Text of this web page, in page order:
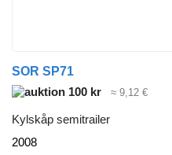
SOR SP71
100 kr
≈ 9,12 €
Kylskåp semitrailer
2008